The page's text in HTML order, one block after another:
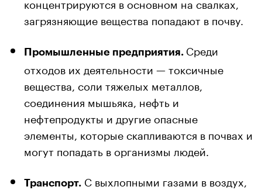
загрязняющие вещества попадают в почву.
Промышленные предприятия. Среди
отходов их деятельности — токсичные
вещества, соли тяжелых металлов,
соединения мышьяка, нефть и
нефтепродукты и другие опасные
элементы, которые скапливаются в почвах и
могут попадать в организмы людей.
Транспорт. С выхлопными газами в воздух,